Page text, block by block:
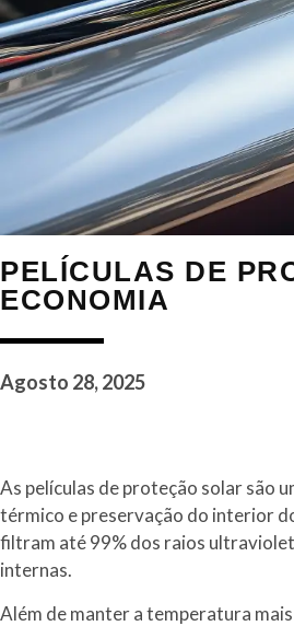
PELÍCULAS DE
ECONOMIA
Agosto 28, 2025
As películas de proteção solar são
térmico e preservação do interior
filtram até 99% dos raios
internas.
Além de manter a temperatura